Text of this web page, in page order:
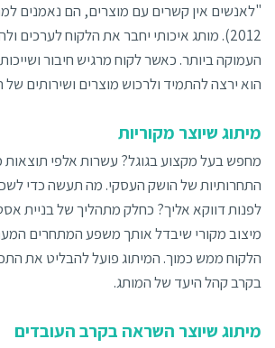
"לאנשים אין קשרים עם מוצרים, הם נאמנים
2012). מותג איכותי יחבר את הלקוח לערכים
העמוקה ביותר. כאשר לקוח מרגיש חיבור
הוא ירצה להתמיד ולרכוש מוצרים ושירותים של
מיתוג שיוצר מקוריות
מחפש בעל מקצוע בגוגל? עשרות אלפי תוצאות
התחרותיות של הושק העסקי. מה תעשה כדי
לפנות דווקא אליך? כחלק מתהליך של בניית
מיצוב מקורי שיבדל אותך משפע המתחרים
הלקוח ממש כמוך. המיתוג פועל להבליט את
בקרב קהל היעד של המותג.
מיתוג שיוצר השראה בקרב העובדים